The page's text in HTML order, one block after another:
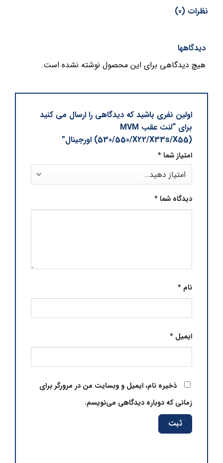
نظرات (0)
دیدگاهها
هیچ دیدگاهی برای این محصول نوشته نشده است.
اولین نفری باشید که دیدگاهی را ارسال می کنید
برای “لنت عقب MVM
(530/550/X22/X33s/X55) اورجینال”
امتیاز شما*
دیدگاه شما*
نام*
ایمیل*
ذخیره نام، ایمیل و وبسایت من در مرورگر برای
زمانی که دوباره دیدگاهی می‌نویسم.